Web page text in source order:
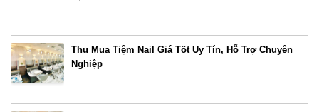
Thu Mua Tiệm Nail Giá Tốt Uy Tín, Hỗ Trợ Chuyên
Nghiệp